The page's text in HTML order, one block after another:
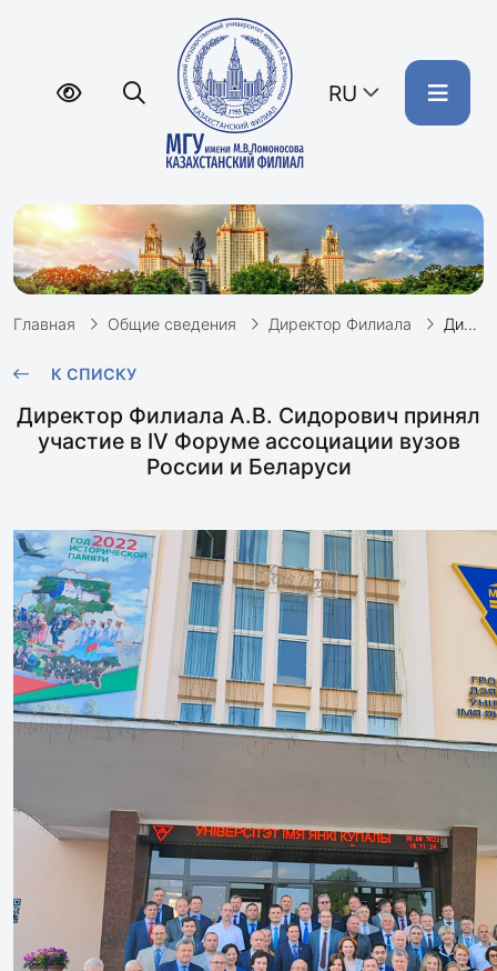
RU
Главная Общие сведения Директор Филиала Директор Филиала А.В.Сидорович принял участие в IV Форуме ассоциации вузов России и Беларуси
К СПИСКУ
Директор Филиала А.В. Сидорович принял
участие в IV Форуме ассоциации вузов
России и Беларуси